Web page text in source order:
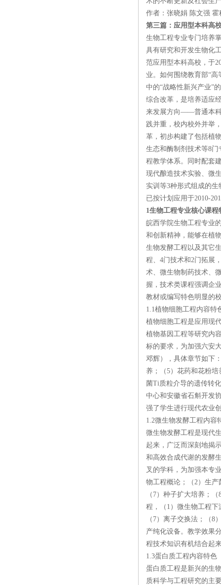
作者：张晓娟 陈文强
第三篇：应用型本科高
生物工程专业专门培养
具有研究和开发生物化
范应用型本科高校，于
业。如何围绕教育部“
中的“战略性新兴产业”
综合改革，是培养适应
来发展方向——普通本科
践并重，校内校外并举
革，初步构建了包括植
生态和酶制剂技术等8
程教学体系。同时配套
现代酿造技术实验、微
实训等3种形式组成的
已按计划应用于2010-
1生物工程专业核心课程
皖西学院生物工程专业
和创新精神，能够在植
生物发酵工程以及其它
程、4门技术和2门拓展
术、微生物制药技术、
握，技术类课程强调企
教材或编写特色明显的
1.1植物细胞工程内容特
植物细胞工程是应用现
植物基因工程等研究内
标的要求，为加强六安
邓辉），具体章节如下
养；（5）花药和花粉
菌Ti质粒介导的遗传转
中心和安徽省石斛开发
强了学生进行现代农业
1.2微生物发酵工程内容
微生物发酵工程是现代
起来，广泛而深刻地揭
和高效合成代谢的发酵
叉的学科，为加强本专
物工程概论；（2）生
（7）种子扩大培养；
程，（1）微生物工程
（7）离子交换法；（
产纯化设备。教学效果
程技术知识有机结合起
1.3蛋白质工程内容特色
蛋白质工程是新兴的生
质科学与工程研究的主